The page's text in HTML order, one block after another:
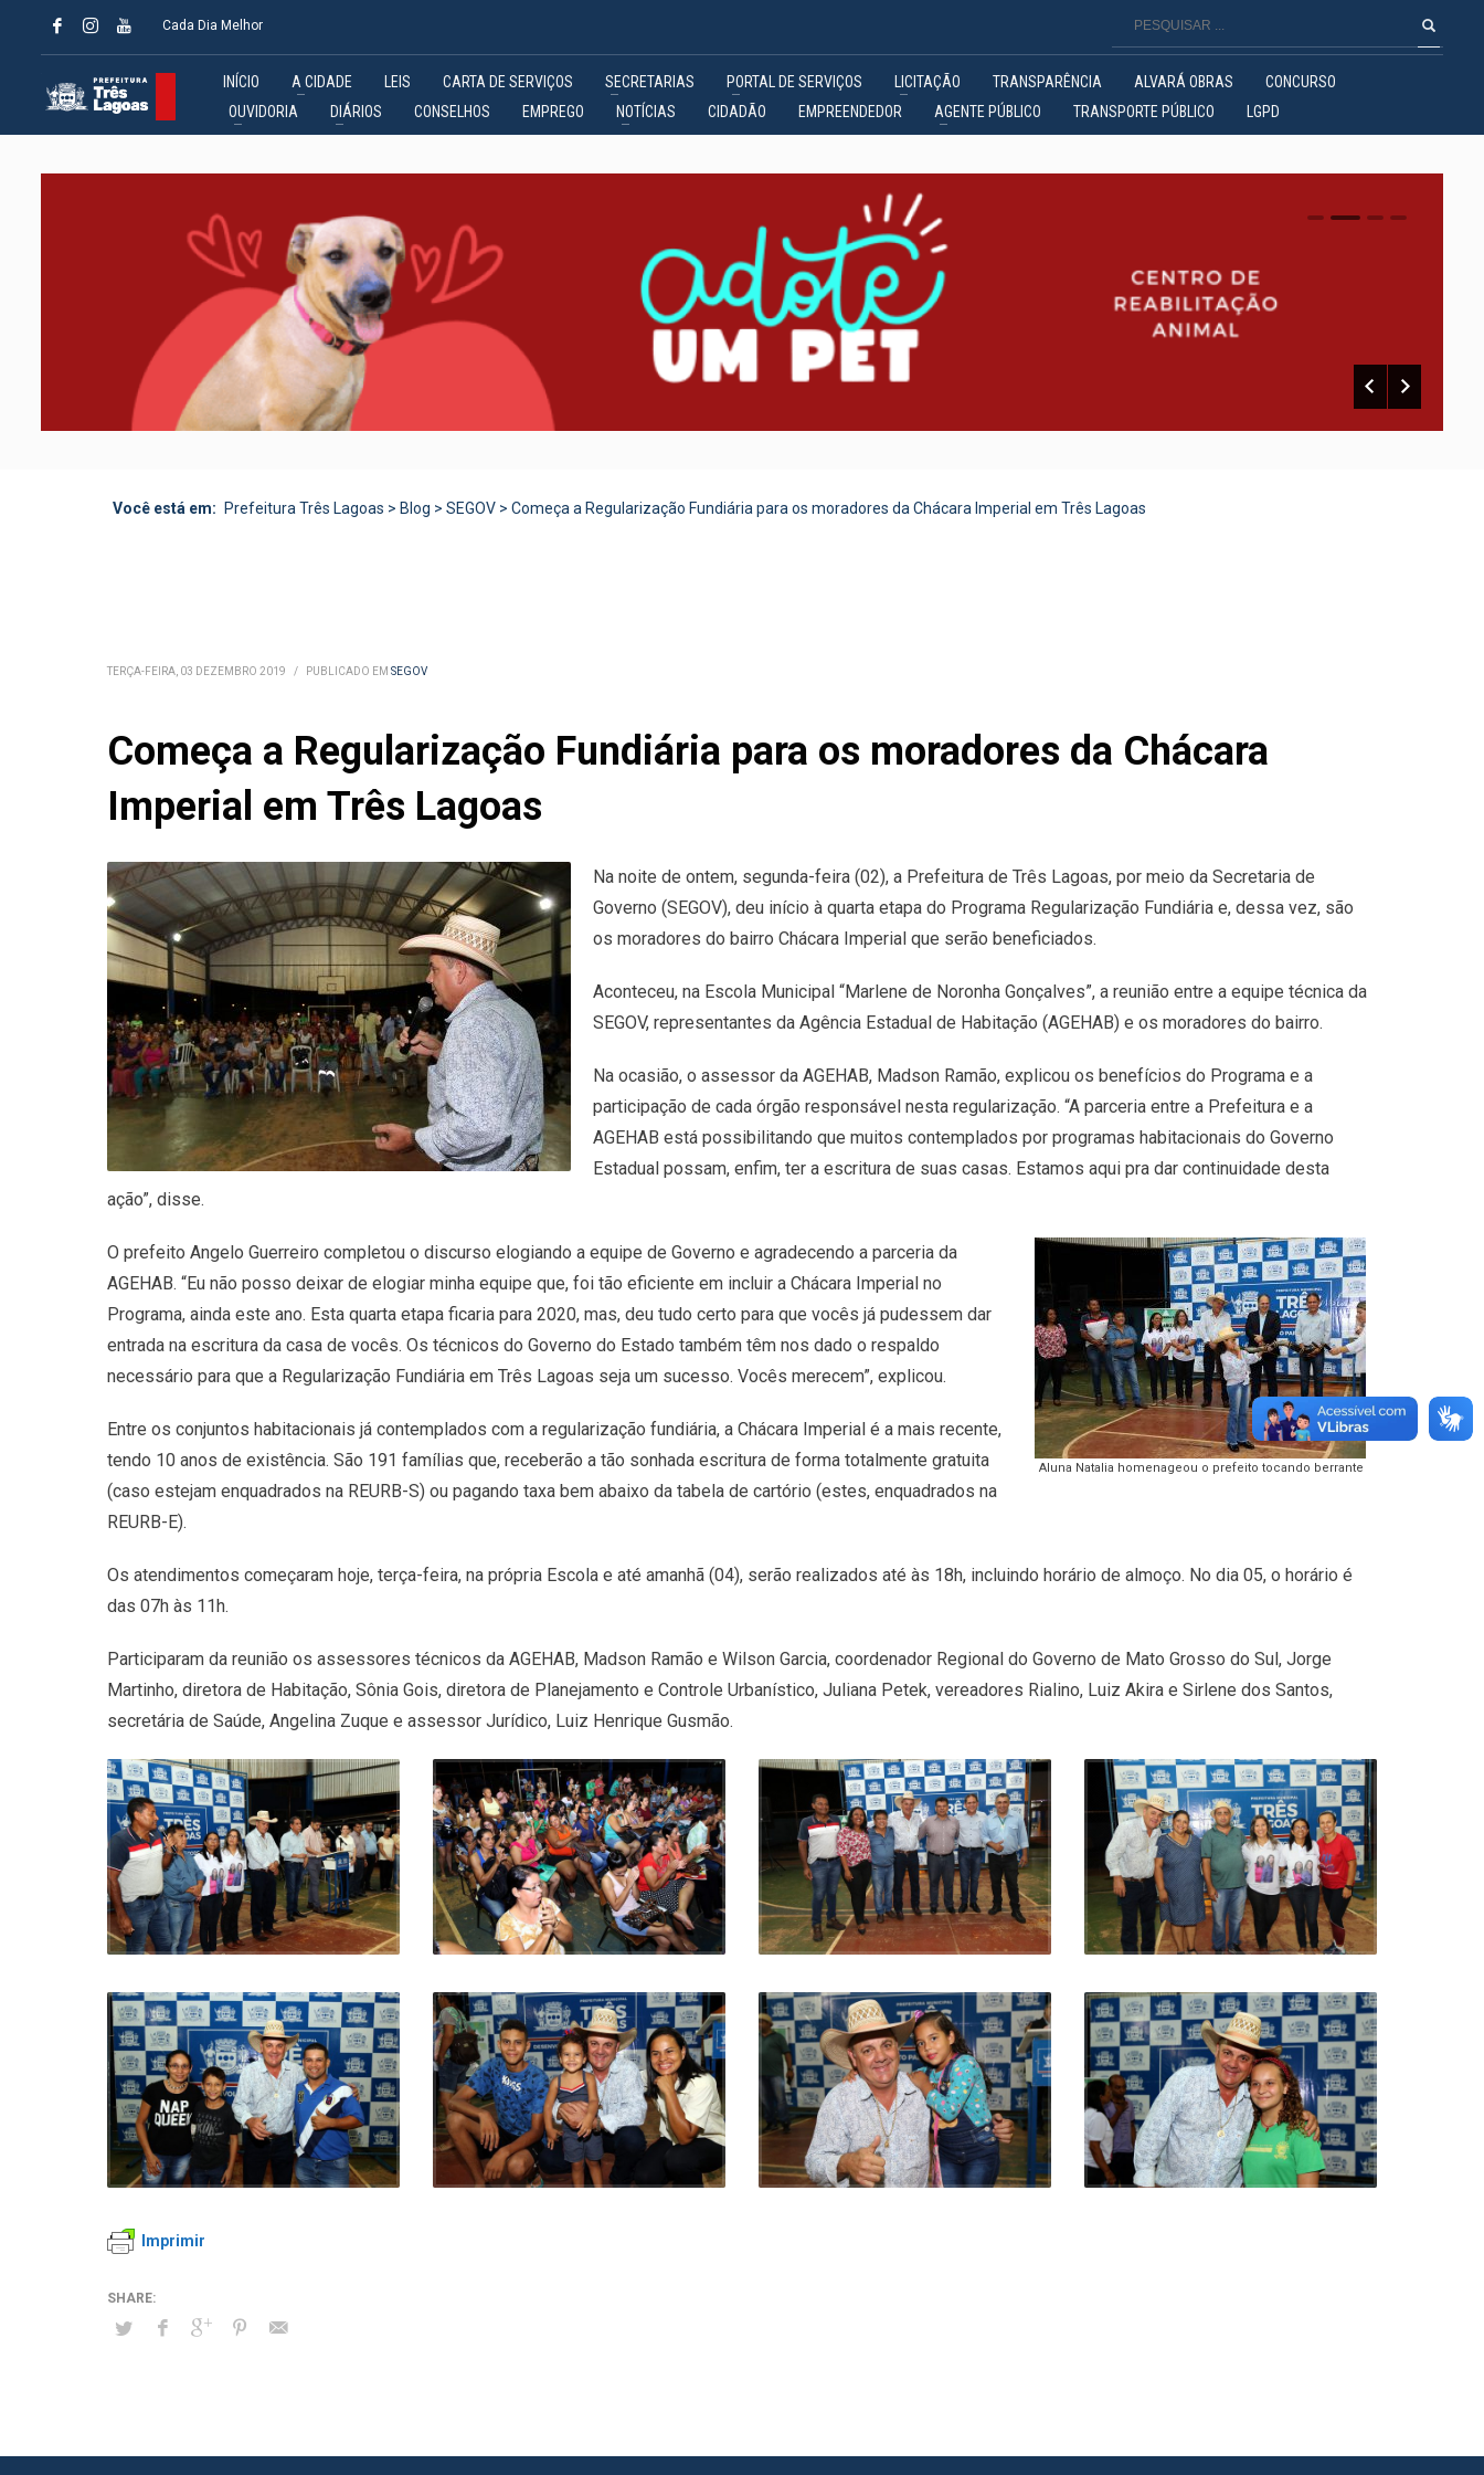
Cada Dia Melhor
INÍCIO A CIDADE LEIS CARTA DE SERVIÇOS SECRETARIAS PORTAL DE SERVIÇOS LICITAÇÃO TRANSPARÊNCIA ALVARÁ OBRAS
CONCURSO
OUVIDORIA
DIÁRIOS CONSELHOS EMPREGO NOTÍCIAS CIDADÃO EMPREENDEDOR AGENTE PÚBLICO TRANSPORTE PÚBLICO LGPD
0 1 2
Você está em: Prefeitura Três Lagoas > Blog > SEGOV > Começa a Regularização Fundiária para os moradores da Chácara Imperial em Três Lagoas
TERÇA-FEIRA, 03 DEZEMBRO 2019 / PUBLICADO EM SEGOV
Começa a Regularização Fundiária para os moradores da Chácara
Imperial em Três Lagoas
Na noite de ontem, segunda-feira (02), a Prefeitura de Três Lagoas, por meio da Secretaria de
Governo (SEGOV), deu início à quarta etapa do Programa Regularização Fundiária e, dessa vez, são
os moradores do bairro Chácara Imperial que serão beneficiados.
Aconteceu, na Escola Municipal “Marlene de Noronha Gonçalves”, a reunião entre a equipe técnica da
SEGOV, representantes da Agência Estadual de Habitação (AGEHAB) e os moradores do bairro.
Na ocasião, o assessor da AGEHAB, Madson Ramão, explicou os benefícios do Programa e a
participação de cada órgão responsável nesta regularização. “A parceria entre a Prefeitura e a
AGEHAB está possibilitando que muitos contemplados por programas habitacionais do Governo
Estadual possam, enfim, ter a escritura de suas casas. Estamos aqui pra dar continuidade desta
ação”, disse.
Aluna Natalia homenageou o prefeito tocando berrante
O prefeito Angelo Guerreiro completou o discurso elogiando a equipe de Governo e agradecendo a parceria da
AGEHAB. “Eu não posso deixar de elogiar minha equipe que, foi tão eficiente em incluir a Chácara Imperial no
Programa, ainda este ano. Esta quarta etapa ficaria para 2020, mas, deu tudo certo para que vocês já pudessem dar
entrada na escritura da casa de vocês. Os técnicos do Governo do Estado também têm nos dado o respaldo
necessário para que a Regularização Fundiária em Três Lagoas seja um sucesso. Vocês merecem”, explicou.
Entre os conjuntos habitacionais já contemplados com a regularização fundiária, a Chácara Imperial é a mais recente,
tendo 10 anos de existência. São 191 famílias que, receberão a tão sonhada escritura de forma totalmente gratuita
(caso estejam enquadrados na REURB-S) ou pagando taxa bem abaixo da tabela de cartório (estes, enquadrados na
REURB-E).
Os atendimentos começaram hoje, terça-feira, na própria Escola e até amanhã (04), serão realizados até às 18h, incluindo horário de almoço. No dia 05, o horário é
das 07h às 11h.
Participaram da reunião os assessores técnicos da AGEHAB, Madson Ramão e Wilson Garcia, coordenador Regional do Governo de Mato Grosso do Sul, Jorge
Martinho, diretora de Habitação, Sônia Gois, diretora de Planejamento e Controle Urbanístico, Juliana Petek, vereadores Rialino, Luiz Akira e Sirlene dos Santos,
secretária de Saúde, Angelina Zuque e assessor Jurídico, Luiz Henrique Gusmão.
Imprimir